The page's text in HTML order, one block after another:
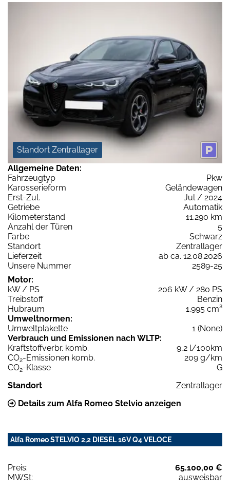
Standort Zentrallager
Allgemeine Daten:
Fahrzeugtyp
Pkw
Karosserieform
Geländewagen
Erst-Zul.
Jul / 2024
Getriebe
Automatik
Kilometerstand
11.290 km
Anzahl der Türen
5
Farbe
Schwarz
Standort
Zentrallager
Lieferzeit
ab ca. 12.08.2026
Unsere Nummer
2589-25
Motor:
kW / PS
206 kW / 280 PS
Treibstoff
Benzin
Hubraum
1.995 cm³
Umweltnormen:
Umweltplakette
1 (None)
Verbrauch und Emissionen nach WLTP:
Kraftstoffverbr. komb.
9,2 l/100km
CO2-Emissionen komb.
209 g/km
CO2-Klasse
G
Standort
Zentrallager
Details zum Alfa Romeo Stelvio anzeigen
Alfa Romeo STELVIO 2,2 DIESEL 16V Q4 VELOCE
Preis:
65.100,00 €
MWSt:
ausweisbar